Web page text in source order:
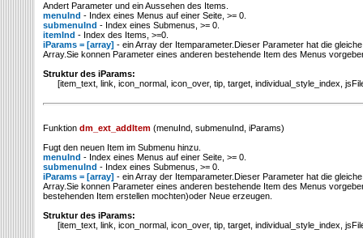
Andert Parameter und ein Aussehen des Items.
menuInd - Index eines Menus auf einer Seite, >= 0.
submenuInd - Index eines Submenus, >= 0.
itemInd - Index des Items, >=0.
iParams = [array] - ein Array der Itemparameter.Dieser Parameter hat die
Array.Sie konnen Parameter eines anderen bestehende Item des Menus
Struktur des iParams:
[item_text, link, icon_normal, icon_over, tip, target, individual_style_index,
Funktion dm_ext_addItem (menuInd, submenuInd, iParams)
Fugt den neuen Item im Submenu hinzu.
menuInd - Index eines Menus auf einer Seite, >= 0.
submenuInd - Index eines Submenus, >= 0.
iParams = [array] - ein Array der Itemparameter.Dieser Parameter hat die
Array.Sie konnen Parameter eines anderen bestehende Item des Menus
bestehenden Item erstellen mochten)oder Neue erzeugen.
Struktur des iParams:
[item_text, link, icon_normal, icon_over, tip, target, individual_style_index,